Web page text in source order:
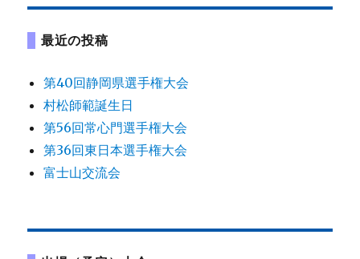
ョ
ン最近の投稿
第40回静岡県選手権大会
村松師範誕生日
第56回常心門選手権大会
第36回東日本選手権大会
富士山交流会